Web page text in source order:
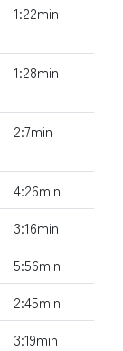
1:22min
1:28min
2:7min
4:26min
3:16min
5:56min
2:45min
3:19min